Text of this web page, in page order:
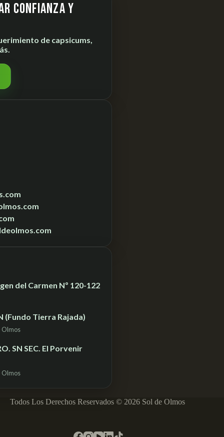
confianza y
de capsicums,
del Carmen Nº 120-122
(Fundo Tierra Rajada)
Olmos
SN SEC. El Porvenir
Olmos
Todos Los Derechos Reservados © 2026 Sol de Olmos